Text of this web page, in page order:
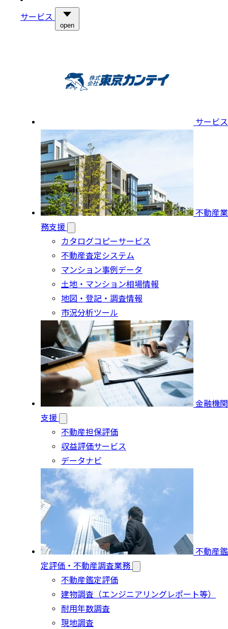
サービス
open
サービス
不動産業
務支援
カタログコピーサービス
不動産査定システム
マンション事例データ
土地・マンション相場情報
地図・登記・調査情報
市況分析ツール
金融機関
支援
不動産担保評価
収益評価サービス
データナビ
不動産鑑
定評価・不動産調査業務
不動産鑑定評価
建物調査（エンジニアリングレポート等）
耐用年数調査
現地調査